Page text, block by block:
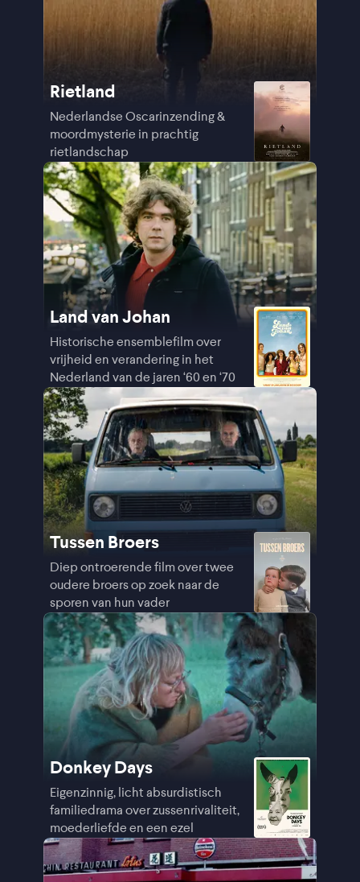
Rietland
Nederlandse Oscarinzending &
moordmysterie in prachtig
rietlandschap
Land van Johan
Historische ensemblefilm over
vrijheid en verandering in het
Nederland van de jaren ‘60 en ‘70
Tussen Broers
Diep ontroerende film over twee
oudere broers op zoek naar de
sporen van hun vader
Donkey Days
Eigenzinnig, licht absurdistisch
familiedrama over zussenrivaliteit,
moederliefde en een ezel